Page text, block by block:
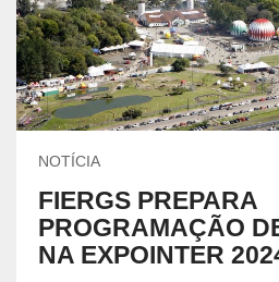
NOTÍCIA
FIERGS PREPARA
PROGRAMAÇÃO
NA EXPOINTER